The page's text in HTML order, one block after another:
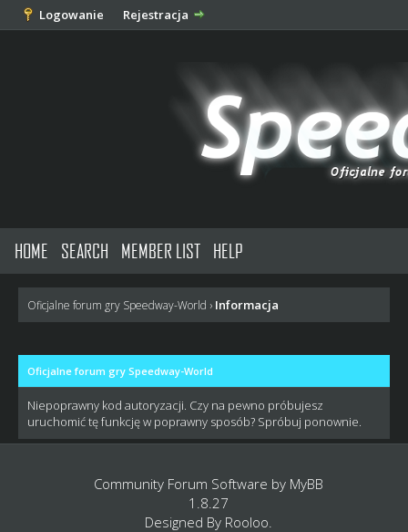
Logowanie Rejestracja
HOME SEARCH MEMBER LIST HELP
Oficjalne forum gry Speedway-World › Informacja
Oficjalne forum gry Speedway-World
Niepoprawny kod autoryzacji. Czy na pewno próbujesz
uruchomić tę funkcję w poprawny sposób? Spróbuj ponownie.
Community Forum Software by MyBB
1.8.27
Designed By Rooloo.